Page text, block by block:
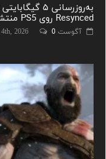
Resynced روی PS5 منتشر می‌شود
آگوست 4th, 2026 0